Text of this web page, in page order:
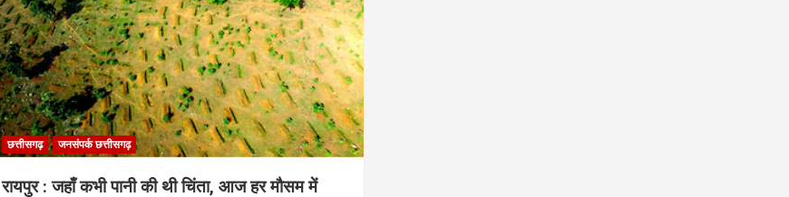
छत्तीसगढ़ जनसंपर्क छत्तीसगढ़
रायपुर : जहाँ कभी पानी की थी चिंता, आज हर मौसम में